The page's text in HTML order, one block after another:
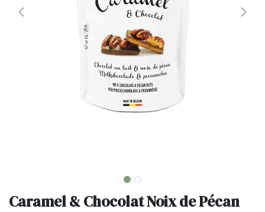
Caramel & Chocolat Noix de Pécan